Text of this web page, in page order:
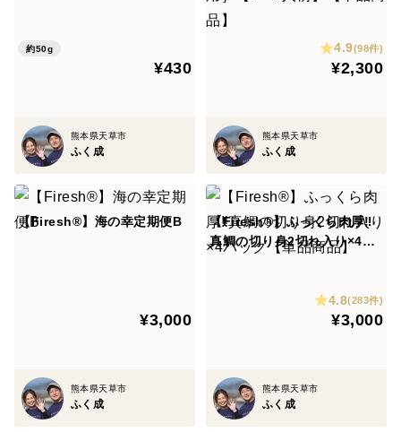
約50g
¥430
熊本県天草市
ふく成
4.9(98件)
¥2,300
熊本県天草市
ふく成
【Firesh®︎】海の幸定期便B
¥3,000
熊本県天草市
ふく成
【Firesh®︎】ふっくら肉厚‼︎
真鯛の切り身2切れ入り×4パ
4.8(283件)
¥3,000
熊本県天草市
ふく成